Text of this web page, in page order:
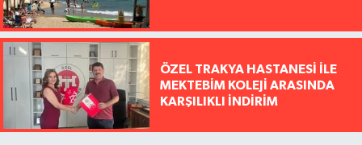
ÖZEL TRAKYA HASTANESİ İLE
MEKTEBİM KOLEJİ ARASINDA
KARŞILIKLI İNDİRİM